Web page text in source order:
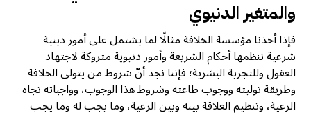
والمتغير الدنيوي
فإذا أخذنا مؤسسة الخلافة مثالًا لما يشتمل على أمور دينية
شرعية تنظمها أحكام الشريعة وأمور دنيوية متروكة لاجتهاد
العقول وللتجربة البشرية؛ فإننا نجد أنّ شروط من يتولى الخلافة
وطريقة توليته ووجوب طاعته وشروط هذا الوجوب، وواجباته تجاه
الرعية، وتنظيم العلاقة بينه وبين الرعية، وما يجب له وما يجب